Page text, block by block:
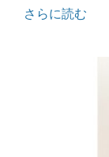
さらに読む